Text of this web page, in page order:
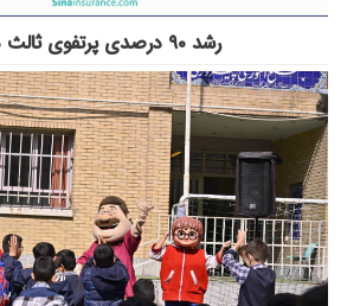
رشد ۹۰ درصدی پرتفوی ثالث در نیمه اول امسال